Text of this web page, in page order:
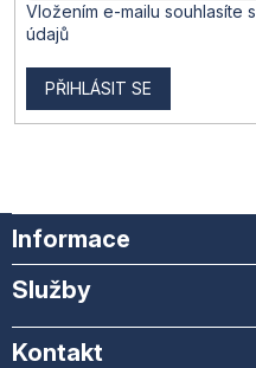
Vložením e-mailu souhlasíte s
údajů
PŘIHLÁSIT SE
Informace
Služby
Kontakt